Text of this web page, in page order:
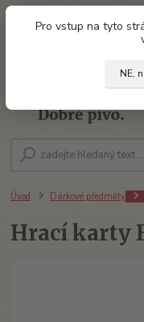
Pro vstup na tyto
NE,
Úvod Dárkové předměty
Hrací karty